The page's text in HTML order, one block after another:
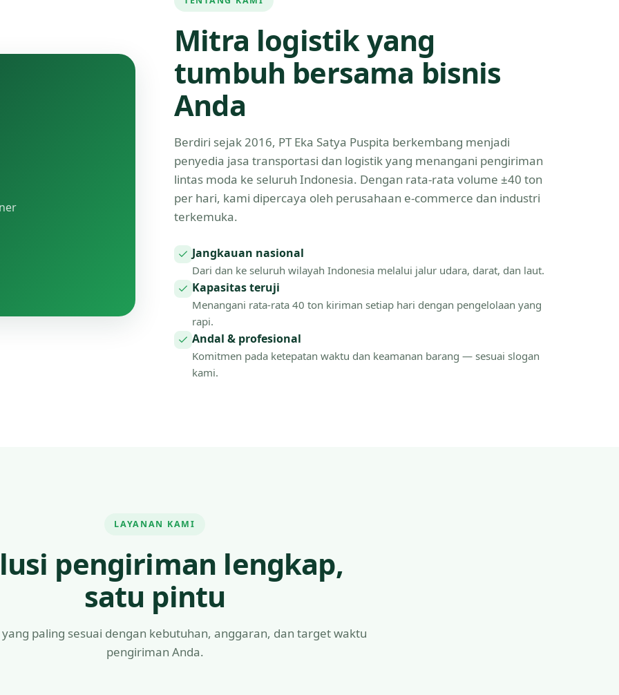
Mitra logistik yang
tumbuh bersama bisnis
Anda
Berdiri sejak 2016, PT Eka Satya Puspita berkembang menjadi
penyedia jasa transportasi dan logistik yang menangani pengiriman
lintas moda ke seluruh Indonesia. Dengan rata-rata volume ±40 ton
per hari, kami dipercaya oleh perusahaan e-commerce dan industri
terkemuka.
Jangkauan nasional
Dari dan ke seluruh wilayah Indonesia melalui jalur udara, darat, dan laut.
Kapasitas teruji
Menangani rata-rata 40 ton kiriman setiap hari dengan pengelolaan yang
rapi.
Andal & profesional
Komitmen pada ketepatan waktu dan keamanan barang — sesuai slogan
kami.
LAYANAN KAMI
pengiriman lengkap,
satu pintu
paling sesuai dengan kebutuhan, anggaran, dan target waktu
pengiriman Anda.